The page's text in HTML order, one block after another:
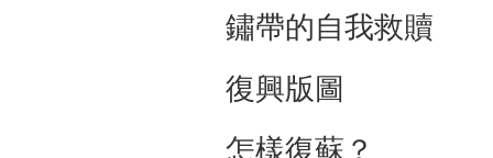
鏽帶的自我
復興版
怎樣復蘇